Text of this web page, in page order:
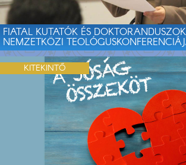
FIATAL KUTATÓK ÉS
NEMZETKÖZI
KITEKINTŐ